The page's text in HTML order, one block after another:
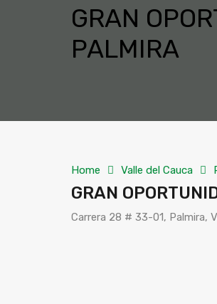
GRAN
PALMIRA
Home Valle del Cauca
GRAN
Carrera 28 # 33-01, Palmira,